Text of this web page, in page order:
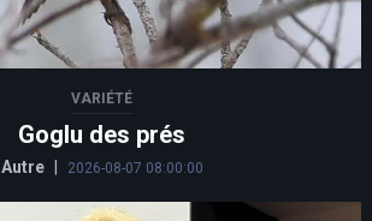
VARIÉTÉ
Goglu des prés
Autre 2026-08-07 08:00:00